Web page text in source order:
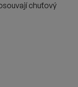
chuťový